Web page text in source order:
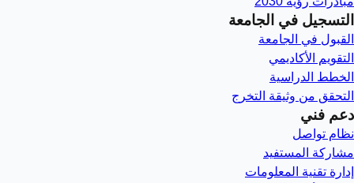
التسجيل في الجامعة
القبول في الجامعة
التقويم الأكاديمي
الخطط الدراسية
التحقق من وثيقة التخرج
دعم فني
نظام تواصل
مشاركة المستفيد
إدارة تقنية المعلومات